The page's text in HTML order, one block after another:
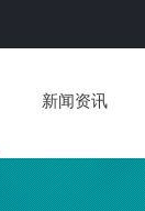
新闻资讯